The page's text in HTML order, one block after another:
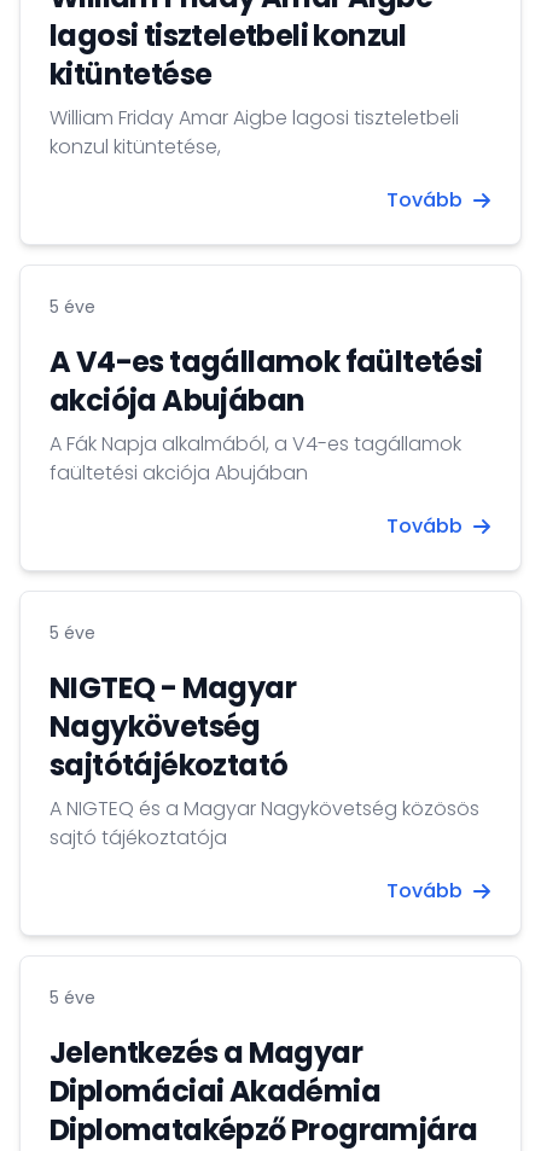
lagosi tiszteletbeli konzul
kitüntetése
William Friday Amar Aigbe lagosi tiszteletbeli
konzul kitüntetése,
Tovább
5 éve
A V4-es tagállamok faültetési
akciója Abujában
A Fák Napja alkalmából, a V4-es tagállamok
faültetési akciója Abujában
Tovább
5 éve
NIGTEQ - Magyar
Nagykövetség
sajtótájékoztató
A NIGTEQ és a Magyar Nagykövetség közösös
sajtó tájékoztatója
Tovább
5 éve
Jelentkezés a Magyar
Diplomáciai Akadémia
Diplomataképző Programjára